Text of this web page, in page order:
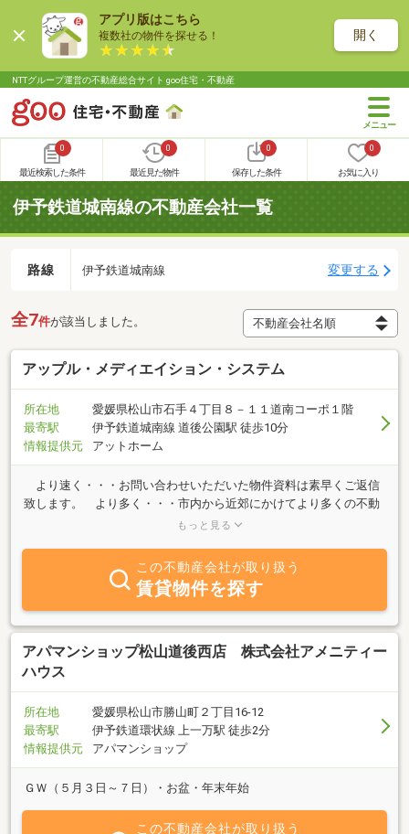
アプリ版はこちら
複数社の物件を探せる！ 開く
NTTグループ運営の不動産総合サイト goo住宅・不動産
0
最近検索した条件
0
最近見た物件
0
保存した条件
0
お気に入り
伊予鉄道城南線の不動産会社一覧
路線 伊予鉄道城南線 変更する
全7件が該当しました。
アップル・メディエイション・システム
所在地
愛媛県松山市石手４丁目８－１１道南コーポ１階
最寄駅
伊予鉄道城南線 道後公園駅 徒歩10分
情報提供元
アットホーム
より速く・・・お問い合わせいただいた物件資料は素早くご返信
致します。 より多く・・・市内から近郊にかけてより多くの不動
産情報をご提供致します。 より正確に・・・物件の全額変更や物
○土地・建物・マンション購入・売却相談○不動産の無料査定○購入
の際の資金相談○売却の際の税金相談○不動産の調査○賃貸物件の入
居者募集・管理○その他不動産に関する全般相談代表者：兎本（う
もと）和男のプロフィール京都府生まれ幼・小・中・は岐阜県海津
郡ですごす。S４４年愛知高校卒業S４９年関西大学社会学部卒 同
年永大産業入社S６３年同社を設立、現在に至る。資格：宅地建物
取引主任士、ファイナンシャルプランナー技能士
もっと見る
この不動産会社が取り扱う
賃貸物件を探す
アパマンショップ松山道後西店 株式会社アメニティー
ハウス
所在地
愛媛県松山市勝山町２丁目16-12
最寄駅
伊予鉄道環状線 上一万駅 徒歩2分
情報提供元
アパマンショップ
ＧＷ（５月３日～７日）・お盆・年末年始
この不動産会社が取り扱う